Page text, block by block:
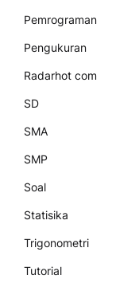
Pemrograman
Pengukuran
Radarhot com
SD
SMA
SMP
Soal
Statisika
Trigonometri
Tutorial